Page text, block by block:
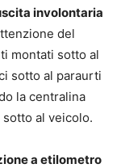
involontaria
del
montati sotto al
sotto al paraurti
la centralina
al veicolo.
a etilometro